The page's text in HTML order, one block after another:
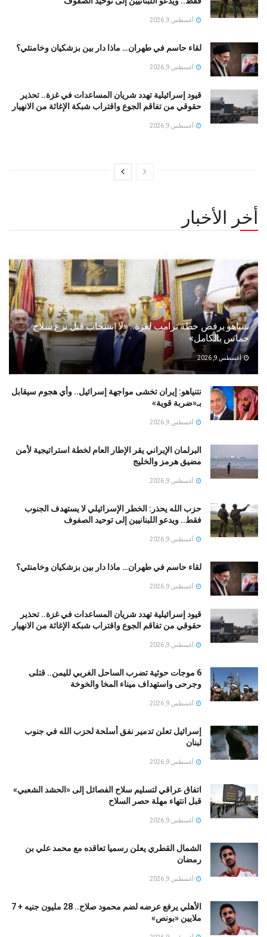
أغسطس 9, 2026
لقاء حاسم في طهران… ماذا دار بين بزشكيان وخامنئي؟
أغسطس 9, 2026
قيود إسرائيلية تهدد شريان المساعدات في غزة.. تحذير
حقوقي من تفاقم الجوع واقتراب شبكة الإغاثة من الانهيار
أغسطس 9, 2026
أخر الأخبار
نتنياهو يرفض خطة ترامب لغزة.. «لا انسحاب قبل نزع سلاح
حماس بالكامل»
أغسطس 9, 2026
نتنياهو: إيران تخشى مواجهة إسرائيل.. وأي هجوم سيقابل
بـ«ضربة قوية»
أغسطس 9, 2026
البرلمان الإيراني يقر الإطار العام لخطة استراتيجية لأمن
مضيق هرمز والخليج
أغسطس 9, 2026
حزب الله يحذر: الخطر الإسرائيلي لا يستهدف الجنوب
فقط.. ويدعو اللبنانيين إلى توحيد الصفوف
أغسطس 9, 2026
لقاء حاسم في طهران… ماذا دار بين بزشكيان وخامنئي؟
أغسطس 9, 2026
قيود إسرائيلية تهدد شريان المساعدات في غزة.. تحذير
حقوقي من تفاقم الجوع واقتراب شبكة الإغاثة من الانهيار
أغسطس 9, 2026
6 موجات حوثية تضرب الساحل الغربي لليمن.. قتلى
وجرحى واستهداف ميناء المخا والخوخة
أغسطس 9, 2026
إسرائيل تعلن تدمير نفق أسلحة لحزب الله في جنوب
لبنان
أغسطس 9, 2026
اتفاق عراقي لتسليم سلاح الفصائل إلى «الحشد الشعبي»
قبل انتهاء مهلة حصر السلاح
أغسطس 9, 2026
الشمال القطري يعلن رسميا تعاقده مع محمد علي بن
رمضان
أغسطس 9, 2026
الأهلي يرفع عرضه لضم محمود صلاح.. 28 مليون جنيه + 7
ملايين «بونص»